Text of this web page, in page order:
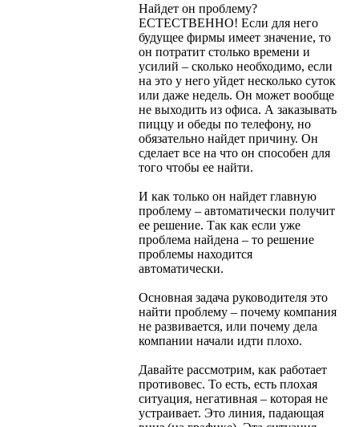
Найдет он проблему?
ЕСТЕСТВЕННО! Если для него
будущее фирмы имеет значение, то
он потратит столько времени и
усилий – сколько необходимо, если
на это у него уйдет несколько суток
или даже недель. Он может вообще
не выходить из офиса. А заказывать
пиццу и обеды по телефону, но
обязательно найдет причину. Он
сделает все на что он способен для
того чтобы ее найти.
И как только он найдет главную
проблему – автоматически получит
ее решение. Так как если уже
проблема найдена – то решение
проблемы находится
автоматически.
Основная задача руководителя это
найти проблему – почему компания
не развивается, или почему дела
компании начали идти плохо.
Давайте рассмотрим, как работает
противовес. То есть, есть плохая
ситуация, негативная – которая не
устраивает. Это линия, падающая